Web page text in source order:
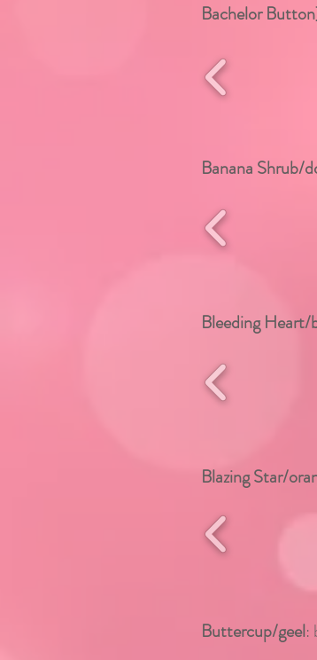
Bachelor
Banana Shrub/
Bleeding Heart/
Blazing Star/
Buttercup/geel: